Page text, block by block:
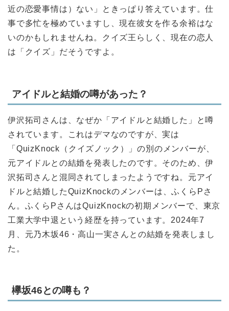
近の恋愛事情は）ない」ときっぱり答えています。仕
事で多忙を極めていますし、現在彼女を作る余裕はな
いのかもしれませんね。クイズ王らしく、現在の恋人
は「クイズ」だそうですよ。
アイドルと結婚の噂があった？
伊沢拓司さんは、なぜか「アイドルと結婚した」と噂
されています。これはデマなのですが、実は
「QuizKnock（クイズノック）」の別のメンバーが、
元アイドルとの結婚を発表したのです。そのため、伊
沢拓司さんと混同されてしまったようですね。元アイ
ドルと結婚したQuizKnockのメンバーは、ふくらPさ
ん。ふくらPさんはQuizKnockの初期メンバーで、東京
工業大学中退という経歴を持っています。2024年7
月、元乃木坂46・高山一実さんとの結婚を発表しまし
た。
欅坂46との噂も？